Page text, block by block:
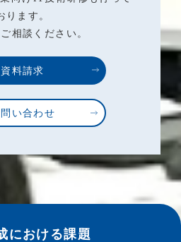
ります。
相談ください。
資料請求
い合わせ
における課題